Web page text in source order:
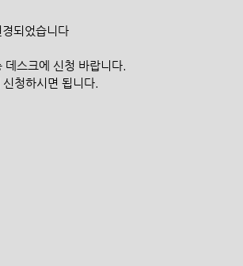
되었습니다
스크에 신청 바랍니다.
청하시면 됩니다.